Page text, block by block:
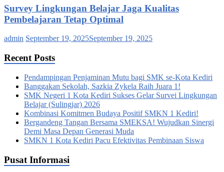
Survey Lingkungan Belajar Jaga Kualitas
Pembelajaran Tetap Optimal
admin September 19, 2025September 19, 2025
Recent Posts
Pendampingan Penjaminan Mutu bagi SMK se-Kota Kediri
Banggakan Sekolah, Sazkia Zykela Raih Juara 1!
SMK Negeri 1 Kota Kediri Sukses Gelar Survei Lingkungan
Belajar (Sulingjar) 2026
Kombinasi Komitmen Budaya Positif SMKN 1 Kediri!
Bergandeng Tangan Bersama SMEKSA! Wujudkan Sinergi
Demi Masa Depan Generasi Muda
SMKN 1 Kota Kediri Pacu Efektivitas Pembinaan Siswa
Pusat Informasi